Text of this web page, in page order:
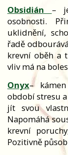
Obsidián –
osobnosti.
uklidnění,
řadě
krevní oběh a
vliv má na
Onyx–
období stresu
jít svou
Napomáhá
krevní
Pozitivně